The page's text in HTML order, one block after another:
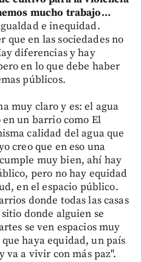
mucho trabajo…
e inequidad.
que en las sociedades no
diferencias y hay
en lo que debe haber
públicos.
muy claro y es: el agua
un barrio como El
calidad del agua que
creo que en eso una
muy bien, ahí hay
pero no hay equidad
en el espacio público.
donde todas las casas
donde alguien se
se ven espacios muy
haya equidad, un país
va a vivir con más paz".